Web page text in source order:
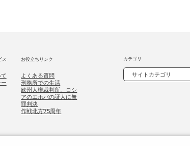
ス お役立ちリンク
よくある質問
刑務所での生活
欧州人権裁判所、ロシ
アのエホバの証人に無
罪判決
作戦北方75周年
カテゴリ
サイトカテゴリ